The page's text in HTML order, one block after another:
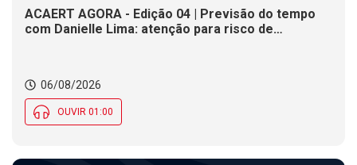
ACAERT AGORA - Edição 04 | Previsão do tempo
com Danielle Lima: atenção para risco de
06/08/2026
OUVIR 01:00